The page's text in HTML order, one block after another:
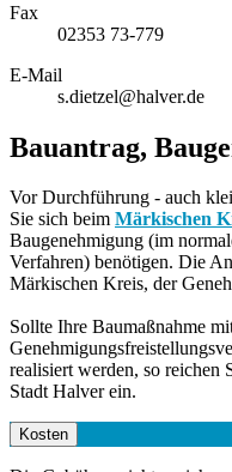
Fax
02353 73-779
E-Mail
s.dietzel@halver.de
Bauantrag,
Vor Durchführung - auch
Sie sich beim Märkischen
Baugenehmigung (im
Verfahren) benötigen. Die
Märkischen Kreis, der
Sollte Ihre Baumaßnahme
realisiert werden, so reichen
Stadt Halver ein.
Kosten